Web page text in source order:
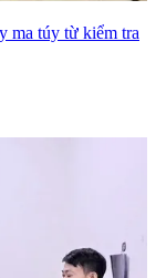
ma túy từ kiểm tra